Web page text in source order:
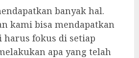
banyak hal.
kami bisa mendapatkan
harus fokus di setiap
apa yang telah